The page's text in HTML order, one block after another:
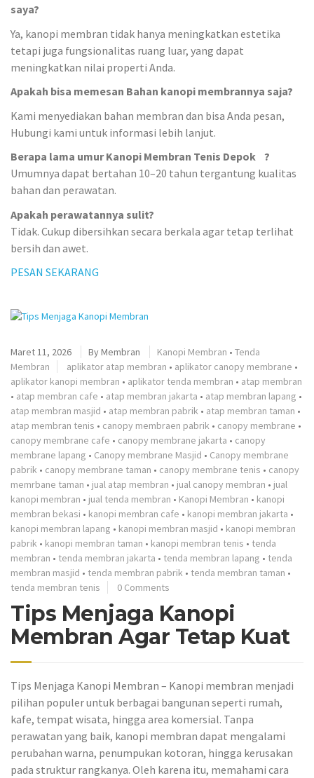
saya?
Ya, kanopi membran tidak hanya meningkatkan estetika
tetapi juga fungsionalitas ruang luar, yang dapat
meningkatkan nilai properti Anda.
Apakah bisa memesan Bahan kanopi membrannya saja?
Kami menyediakan bahan membran dan bisa Anda pesan,
Hubungi kami untuk informasi lebih lanjut.
Berapa lama umur Kanopi Membran Tenis Depok ?
Umumnya dapat bertahan 10–20 tahun tergantung kualitas
bahan dan perawatan.
Apakah perawatannya sulit?
Tidak. Cukup dibersihkan secara berkala agar tetap terlihat
bersih dan awet.
PESAN SEKARANG
Maret 11, 2026 ByMembran Kanopi Membran • Tenda
Membran
aplikator atap membran • aplikator canopy membrane •
aplikator kanopi membran • aplikator tenda membran • atap membran
• atap membran cafe • atap membran jakarta • atap membran lapang •
atap membran masjid • atap membran pabrik • atap membran taman •
atap membran tenis • canopy membraen pabrik • canopy membrane •
canopy membrane cafe • canopy membrane jakarta • canopy
membrane lapang • Canopy membrane Masjid • Canopy membrane
pabrik • canopy membrane taman • canopy membrane tenis • canopy
memrbane taman • jual atap membran • jual canopy membran • jual
kanopi membran • jual tenda membran • Kanopi Membran • kanopi
membran bekasi • kanopi membran cafe • kanopi membran jakarta •
kanopi membran lapang • kanopi membran masjid • kanopi membran
pabrik • kanopi membran taman • kanopi membran tenis • tenda
membran • tenda membran jakarta • tenda membran lapang • tenda
membran masjid • tenda membran pabrik • tenda membran taman •
tenda membran tenis
0 Comments
Tips Menjaga Kanopi
Membran Agar Tetap Kuat
Tips Menjaga Kanopi Membran – Kanopi membran menjadi
pilihan populer untuk berbagai bangunan seperti rumah,
kafe, tempat wisata, hingga area komersial. Tanpa
perawatan yang baik, kanopi membran dapat mengalami
perubahan warna, penumpukan kotoran, hingga kerusakan
pada struktur rangkanya. Oleh karena itu, memahami cara